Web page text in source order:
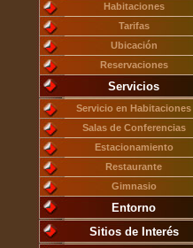
Habitaciones
Tarifas
Ubicación
Reservaciones
Servicios
Servicio en Habitaciones
Salas de Conferencias
Estacionamiento
Restaurante
Gimnasio
Entorno
Sitios de Interés